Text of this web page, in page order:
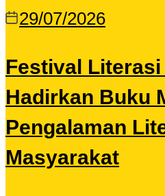
29/07/2026
Festival
Hadirkan Buku
Pengalaman
Masyarakat